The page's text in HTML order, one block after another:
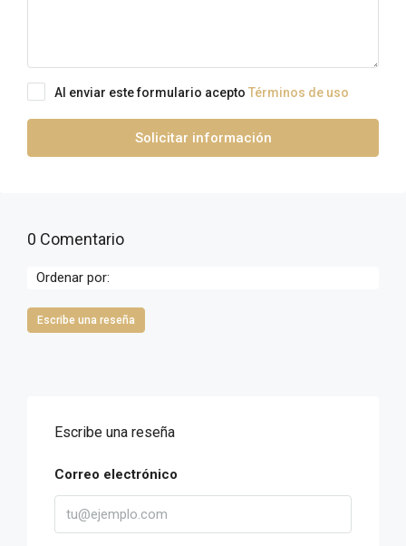
Al enviar este formulario acepto Términos de uso
Solicitar información
0 Comentario
Ordenar por:
Escribe una reseña
Escribe una reseña
Correo electrónico